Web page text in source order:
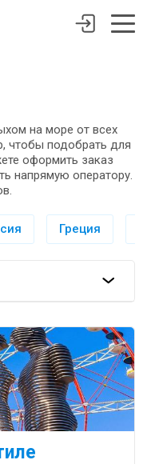
на море от всех
чтобы подобрать для
оформить заказ
напрямую оператору.
Греция